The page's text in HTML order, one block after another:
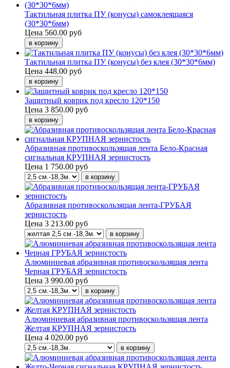
Тактильная плитка ПУ (конусы) самоклеящаяся
(30*30*6мм)
Цена 560.00 руб
Тактильная плитка ПУ (конусы) без клея (30*30*6мм)
Цена 448.00 руб
Защитный коврик под кресло 120*150
Цена 3 850.00 руб
Абразивная противоскользящая лента Бело-Красная
сигнальная КРУПНАЯ зернистость
Цена 1 750.00 руб
Абразивная противоскользящая лента-ГРУБАЯ
зернистость
Цена 3 213.00 руб
Алюминиевая абразивная противоскользящая лента
Черная ГРУБАЯ зернистость
Цена 3 990.00 руб
Алюминиевая абразивная противоскользящая лента
Желтая КРУПНАЯ зернистость
Цена 4 020.00 руб